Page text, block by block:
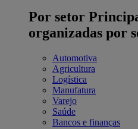
Por setor
organizadas por
Automotiva
Agricultura
Logística
Manufatura
Varejo
Saúde
Bancos e finanças